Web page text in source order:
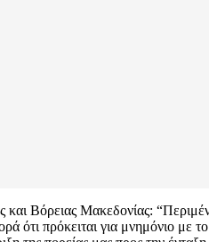
Βόρειας Μακεδονίας:
ότι πρόκειται για μνημόνιο με